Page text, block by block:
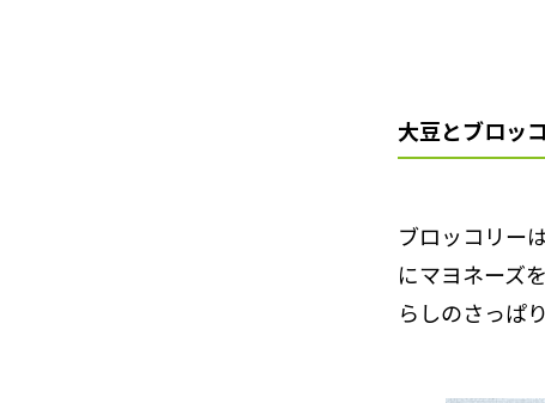
大豆とブロッ
ブロッコリー
にマヨネーズ
らしのさっぱ